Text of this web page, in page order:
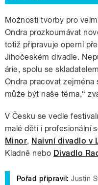
Možnosti tvorby pro
Ondra prozkoumávat
totiž připravuje operní
Jihočeském divadle.
árie, spolu se
Ondra pracovat zejména
může být naše téma,“
V Česku se vedle
malé děti i profesionální
Minor, Naivní divadlo v
Kladně nebo Divadlo
Pořad připravil: Justin